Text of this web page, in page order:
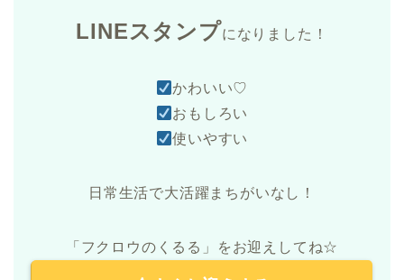
LINEスタンプになりました！
かわいい♡
おもしろい
使いやすい
日常生活で大活躍まちがいなし！
「フクロウのくるる」をお迎えしてね☆